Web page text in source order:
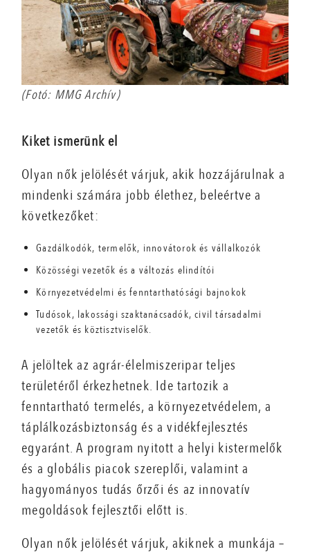
(Fotó: MMG Archív)
Kiket ismerünk el
Olyan nők jelölését várjuk, akik hozzájárulnak a
mindenki számára jobb élethez, beleértve a
következőket:
Gazdálkodók, termelők, innovátorok és vállalkozók
Közösségi vezetők és a változás elindítói
Környezetvédelmi és fenntarthatósági bajnokok
Tudósok, lakossági szaktanácsadók, civil társadalmi
vezetők és köztisztviselők.
A jelöltek az agrár-élelmiszeripar teljes
területéről érkezhetnek. Ide tartozik a
fenntartható termelés, a környezetvédelem, a
táplálkozásbiztonság és a vidékfejlesztés
egyaránt. A program nyitott a helyi kistermelők
és a globális piacok szereplői, valamint a
hagyományos tudás őrzői és az innovatív
megoldások fejlesztői előtt is.
Olyan nők jelölését várjuk, akiknek a munkája –